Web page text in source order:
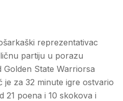
reprezentativac
partiju u porazu
State Warriorsa
je za 32 minute igre ostvario
21 poena i 10 skokova i